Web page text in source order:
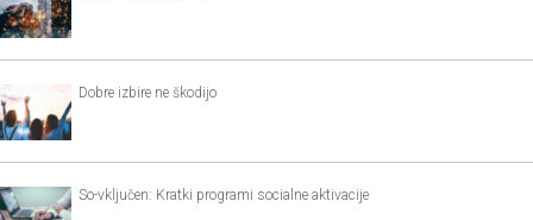
Dobre izbire ne škodijo
So-vključen: Kratki programi socialne aktivacije